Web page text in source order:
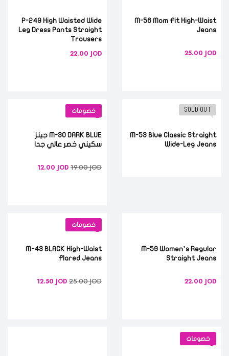
M-56 Mom Fit High-Waist
Jeans
25.00 JOD
P-249 High Waisted Wide
Leg Dress Pants Straight
Trousers
22.00 JOD
SOLD OUT
M-53 Blue Classic Straight
Wide-Leg Jeans
خصومات
M-30 DARK BLUE جينز
سكيني خصر عالي جدا
19.00JOD
12.00 JOD
M-59 Women’s Regular
Straight Jeans
22.00 JOD
خصومات
M-43 BLACK High-Waist
Flared Jeans
25.00JOD
12.50 JOD
خصومات